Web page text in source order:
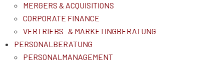
MERGERS & ACQUISITIONS
CORPORATE FINANCE
VERTRIEBS- & MARKETINGBERATUNG
PERSONALBERATUNG
PERSONALMANAGEMENT